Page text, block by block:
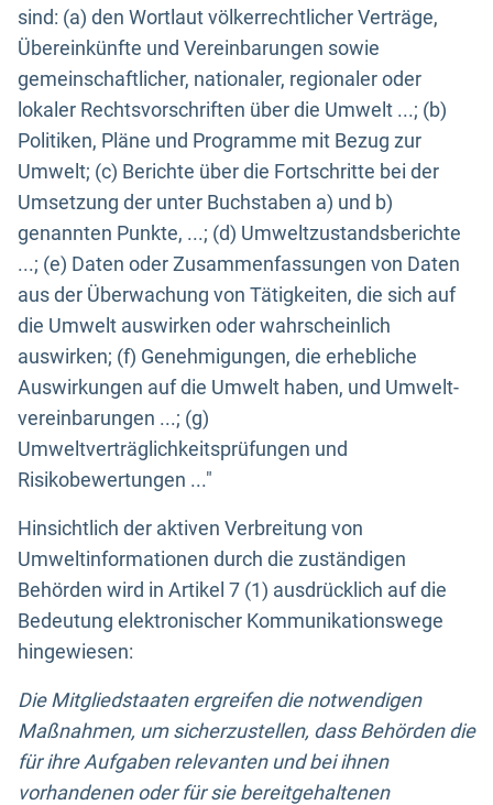
sind: (a) den Wortlaut völkerrechtlicher Verträge,
Übereinkünfte und Vereinbarungen sowie
gemeinschaftlicher, nationaler, regionaler oder
lokaler Rechtsvorschriften über die Umwelt ...; (b)
Politiken, Pläne und Programme mit Bezug zur
Umwelt; (c) Berichte über die Fortschritte bei der
Umsetzung der unter Buchstaben a) und b)
genannten Punkte, ...; (d) Umweltzustandsberichte
...; (e) Daten oder Zusammenfassungen von Daten
aus der Überwachung von Tätigkeiten, die sich auf
die Umwelt auswirken oder wahrscheinlich
auswirken; (f) Genehmigungen, die erhebliche
Auswirkungen auf die Umwelt haben, und Umwelt-
vereinbarungen ...; (g)
Umweltverträglichkeitsprüfungen und
Risikobewertungen ..."
Hinsichtlich der aktiven Verbreitung von
Umweltinformationen durch die zuständigen
Behörden wird in Artikel 7 (1) ausdrücklich auf die
Bedeutung elektronischer Kommunikationswege
hingewiesen:
Die Mitgliedstaaten ergreifen die notwendigen
Maßnahmen, um sicherzustellen, dass Behörden die
für ihre Aufgaben relevanten und bei ihnen
vorhandenen oder für sie bereitgehaltenen